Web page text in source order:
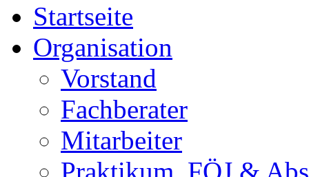
Startseite
Organisation
Vorstand
Fachberater
Mitarbeiter
Praktikum, FÖJ &